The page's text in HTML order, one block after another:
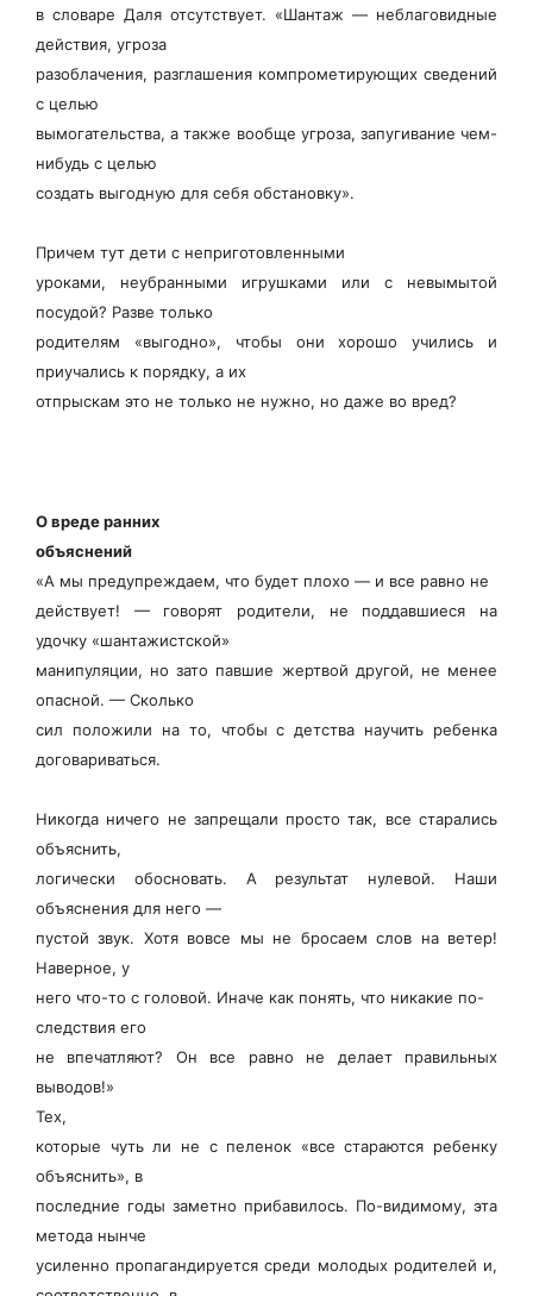
в словаре Даля отсутствует. «Шантаж — неблаговидные
действия, угроза
разоблачения, разглашения компрометирующих сведений
с целью
вымогательства, а также вообще угроза, запугивание чем-
нибудь с целью
создать выгодную для себя обстановку».
Причем тут дети с неприготовленными
уроками, неубранными игрушками или с невымытой
посудой? Разве только
родителям «выгодно», чтобы они хорошо учились и
приучались к порядку, а их
отпрыскам это не только не нужно, но даже во вред?
О вреде ранних
объяснений
«А мы предупреждаем, что будет плохо — и все равно не
действует! — говорят родители, не поддавшиеся на
удочку «шантажистской»
манипуляции, но зато павшие жертвой другой, не менее
опасной. — Сколько
сил положили на то, чтобы с детства научить ребенка
договариваться.
Никогда ничего не запрещали просто так, все старались
объяснить,
логически обосновать. А результат нулевой. Наши
объяснения для него —
пустой звук. Хотя вовсе мы не бросаем слов на ветер!
Наверное, у
него что-то с головой. Иначе как понять, что никакие по-
следствия его
не впечатляют? Он все равно не делает правильных
выводов!»
Тех,
которые чуть ли не с пеленок «все стараются ребенку
объяснить», в
последние годы заметно прибавилось. По-видимому, эта
метода нынче
усиленно пропагандируется среди молодых родителей и,